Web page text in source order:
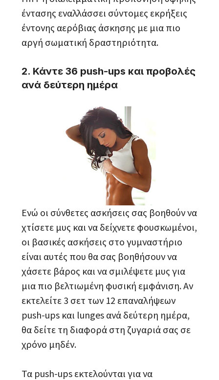
έντασης εναλλάσσει σύντομες εκρήξεις
έντονης αερόβιας άσκησης με μια πιο
αργή σωματική δραστηριότητα.
2. Κάντε 36 push-ups και προβολές
ανά δεύτερη ημέρα
Ενώ οι σύνθετες ασκήσεις σας βοηθούν να
χτίσετε μυς και να δείχνετε φουσκωμένοι,
οι βασικές ασκήσεις στο γυμναστήριο
είναι αυτές που θα σας βοηθήσουν να
χάσετε βάρος και να σμιλέψετε μυς για
μια πιο βελτιωμένη φυσική εμφάνιση. Αν
εκτελείτε 3 σετ των 12 επαναλήψεων
push-ups και lunges ανά δεύτερη ημέρα,
θα δείτε τη διαφορά στη ζυγαριά σας σε
χρόνο μηδέν.
Τα push-ups εκτελούνται για να